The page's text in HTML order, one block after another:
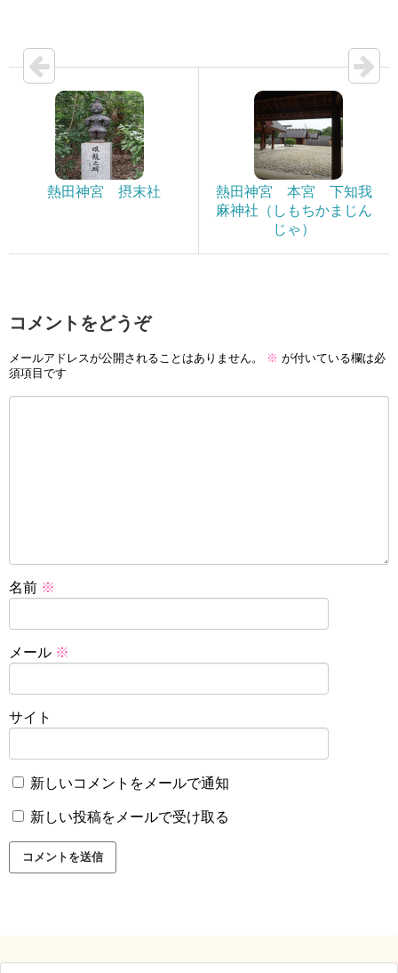
熱田神宮 摂末社
熱田神宮 本宮 下知我
麻神社（しもちかまじん
じゃ）
コメントをどうぞ
メールアドレスが公開されることはありません。 ※ が付いている欄は必
須項目です
名前 ※
メール ※
サイト
新しいコメントをメールで通知
新しい投稿をメールで受け取る